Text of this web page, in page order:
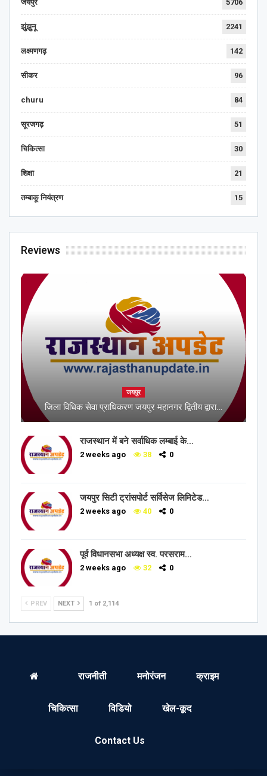
जयपुर 5706
झुंझुनू 2241
लक्ष्मणगढ़ 142
सीकर 96
churu 84
सूरजगढ़ 51
चिकित्सा 30
शिक्षा 21
तम्बाकू नियंत्रण 15
Reviews
जयपुर
जिला विधिक सेवा प्राधिकरण जयपुर महानगर द्वितीय द्वारा…
राजस्थान में बने सर्वाधिक लम्बाई के…
2 weeks ago 38 0
जयपुर सिटी ट्रांसपोर्ट सर्विसेज लिमिटेड…
2 weeks ago 40 0
पूर्व विधानसभा अध्यक्ष स्व. परसराम…
2 weeks ago 32 0
PREV NEXT 1 of 2,114
राजनीती मनोरंजन क्राइम
चिकित्सा विडियो खेल-कूद
Contact Us